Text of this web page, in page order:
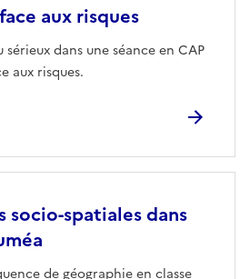
aux risques
dans une séance en CAP
aux risques.
socio-spatiales dans
de géographie en classe